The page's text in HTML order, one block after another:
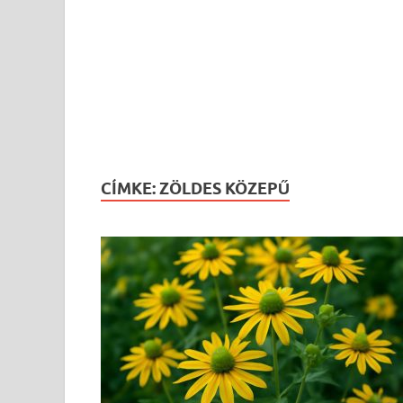
CÍMKE:ZÖLDES KÖZEPŰ